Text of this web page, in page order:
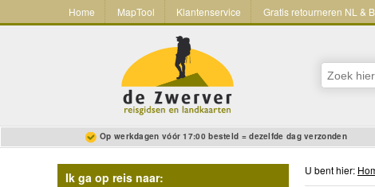
Home MapTool Klantenservice Gratis retourneren NL &
Op werkdagen vóór 17:00 besteld = dezelfde dag verzonden
Ik ga op reis naar: U bent hier: